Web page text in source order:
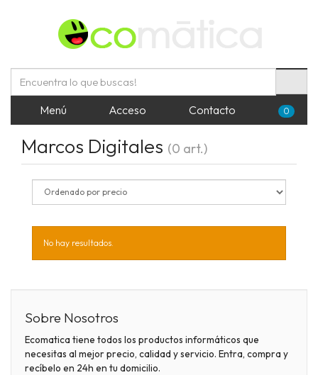
Menú Acceso Contacto 0
Marcos Digitales (0 art.)
No hay resultados.
Sobre Nosotros
Ecomatica tiene todos los productos informáticos que
necesitas al mejor precio, calidad y servicio. Entra, compra y
recíbelo en 24h en tu domicilio.